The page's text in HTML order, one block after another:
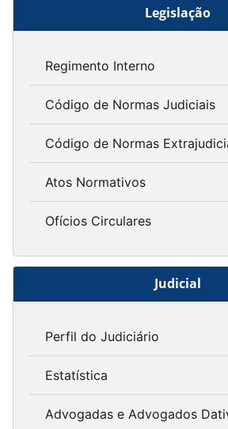
Legislação
Regimento Interno
Código de Normas Judiciais
Código de Normas
Atos Normativos
Ofícios Circulares
Judicial
Perfil do Judiciário
Estatística
Advogadas e Advogados